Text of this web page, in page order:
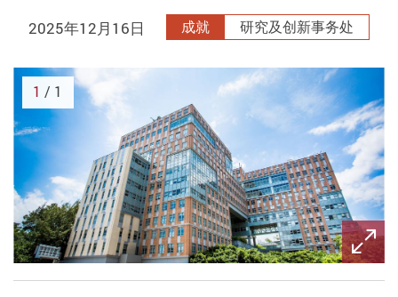
2025年12月16日 成就 研究及创新事务处
1 / 1